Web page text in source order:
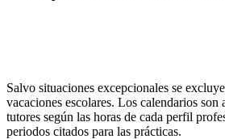
Salvo situaciones excepcionales se
vacaciones escolares. Los calendarios son
tutores según las horas de cada perfil
periodos citados para las prácticas.